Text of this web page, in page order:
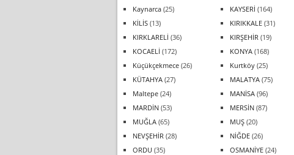
Kaynarca (25) KAYSERİ (164)
KİLİS (13) KIRIKKALE (31)
KIRKLARELİ (36) KIRŞEHİR (19)
KOCAELİ (172) KONYA (168)
Küçükçekmece (26) Kurtköy (25)
KÜTAHYA (27) MALATYA (75)
Maltepe (24) MANİSA (96)
MARDİN (53) MERSİN (87)
MUĞLA (65) MUŞ (20)
NEVŞEHİR (28) NİĞDE (26)
ORDU (35) OSMANİYE (24)